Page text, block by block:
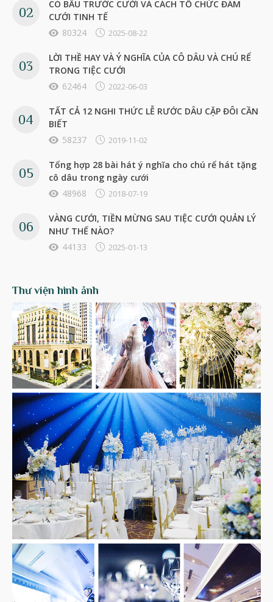
CÓ BẦU TRƯỚC CƯỚI VÀ CÁCH TỔ CHỨC ĐÁM
CƯỚI TINH TẾ
80324
2025-08-22
LỜI THỀ HAY VÀ Ý NGHĨA CỦA CÔ DÂU VÀ CHÚ RỂ
TRONG TIỆC CƯỚI
62464
2022-06-03
TẤT CẢ 12 NGHI THỨC LỄ RƯỚC DÂU CẶP ĐÔI CẦN
BIẾT
58237
2019-11-02
Tổng hợp 28 bài hát ý nghĩa cho chú rể hát tặng
cô dâu trong ngày cưới
48968
2018-07-19
VÀNG CƯỚI, TIỀN MỪNG SAU TIỆC CƯỚI QUẢN LÝ
NHƯ THẾ NÀO?
44133
2025-01-13
Thư viện hình ảnh